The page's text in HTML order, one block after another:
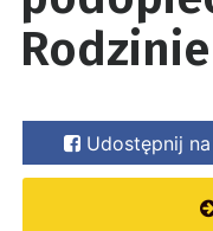
Rodzinie
Udostępnij